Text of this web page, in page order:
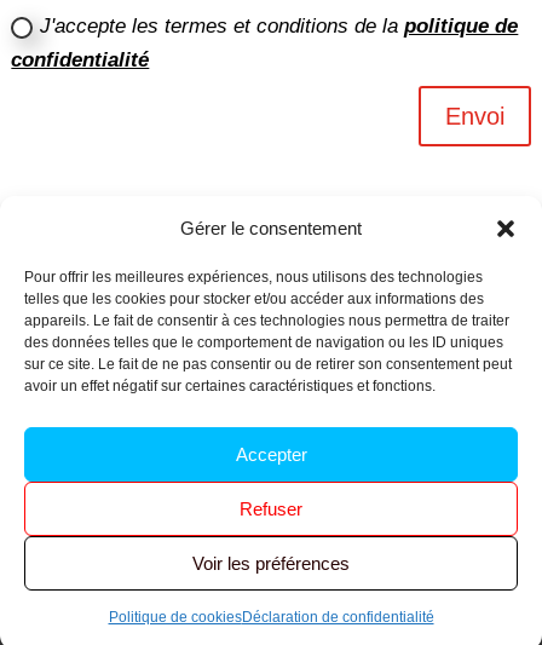
Gérer le consentement
Pour offrir les meilleures expériences, nous utilisons des technologies
telles que les cookies pour stocker et/ou accéder aux informations des
appareils. Le fait de consentir à ces technologies nous permettra de traiter
des données telles que le comportement de navigation ou les ID uniques
sur ce site. Le fait de ne pas consentir ou de retirer son consentement peut
avoir un effet négatif sur certaines caractéristiques et fonctions.
Accepter
Refuser
Voir les préférences
Politique de cookiesDéclaration de confidentialité
J'accepte les termes et conditions de lapolitique de
confidentialité
Envoi
Archives n-6
Politique de confidentialité–
© 2026 FNIC CGT – Tous droits réservés.